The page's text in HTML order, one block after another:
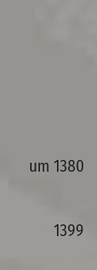
um 1380
1399